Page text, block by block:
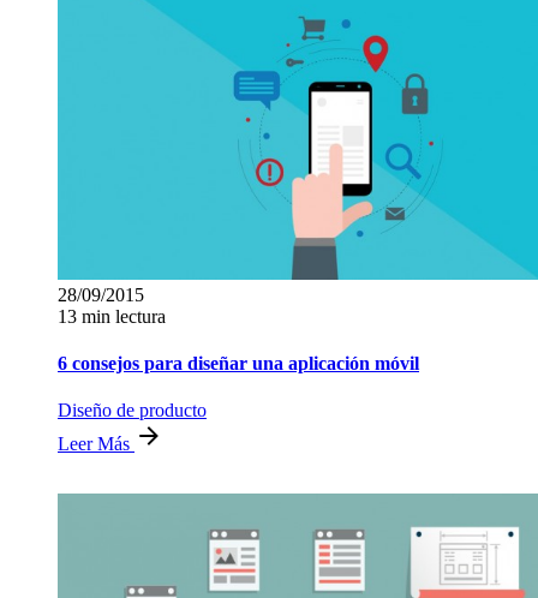
28/09/2015
13 min lectura
6 consejos para diseñar una aplicación móvil
Diseño de producto
Leer Más